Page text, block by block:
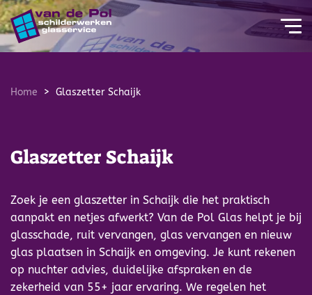
overslaan
Home Glaszetter Schaijk
Glaszetter Schaijk
Zoek je een glaszetter in Schaijk die het praktisch
aanpakt en netjes afwerkt? Van de Pol Glas helpt je bij
glasschade, ruit vervangen, glas vervangen en nieuw
glas plaatsen in Schaijk en omgeving. Je kunt rekenen
op nuchter advies, duidelijke afspraken en de
zekerheid van 55+ jaar ervaring. We regelen het